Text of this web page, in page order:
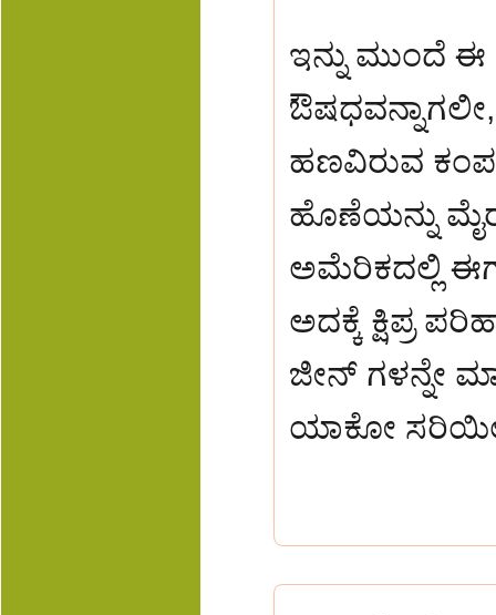
ಇನ್ನು ಮುಂದೆ ಈ
ಹಣವಿರುವ
ಹೊಣೆಯನ್ನು
ಅಮೆರಿಕದಲ್ಲಿ
ಅದಕ್ಕೆ ಕ್ಷಿಪ್ರ
ಜೀನ್ ಗಳನ್ನೇ
ಯಾಕೋ